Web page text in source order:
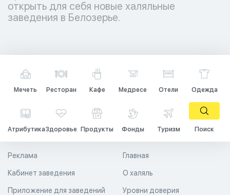
открыть для себя новые халяльные
заведения в Белозерье.
Мечеть Ресторан Кафе Медресе Отели Одежда
АтрибутикаЗдоровье Продукты Фонды Туризм Поиск
Главная
О халяль
Уровни доверия
Реклама
Кабинет заведения
Приложение для заведений